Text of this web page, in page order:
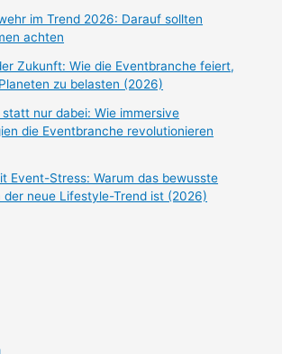
im Trend 2026: Darauf sollten
achten
Zukunft: Wie die Eventbranche feiert,
zu belasten (2026)
nur dabei: Wie immersive
die Eventbranche revolutionieren
Event-Stress: Warum das bewusste
der neue Lifestyle-Trend ist (2026)